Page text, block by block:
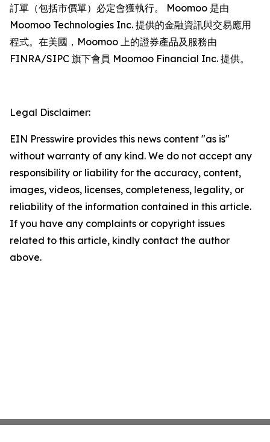
訂單（包括市價單）必定會獲執行。 Moomoo 是由
Moomoo Technologies Inc. 提供的金融資訊與交易應用
程式。在美國，Moomoo 上的證券產品及服務由
FINRA/SIPC 旗下會員 Moomoo Financial Inc. 提供。
Legal Disclaimer:
EIN Presswire provides this news content "as is"
without warranty of any kind. We do not accept any
responsibility or liability for the accuracy, content,
images, videos, licenses, completeness, legality, or
reliability of the information contained in this article.
If you have any complaints or copyright issues
related to this article, kindly contact the author
above.